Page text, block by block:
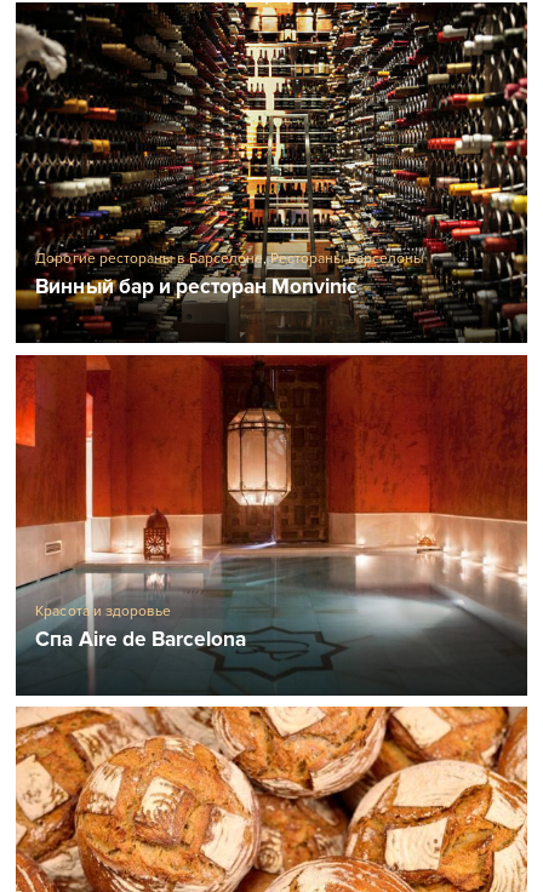
Дорогие рестораны в Барселоне,Рестораны Барселоны
Винный бар и ресторан Monvinic
Красота и здоровье
Спа Aire de Barcelona